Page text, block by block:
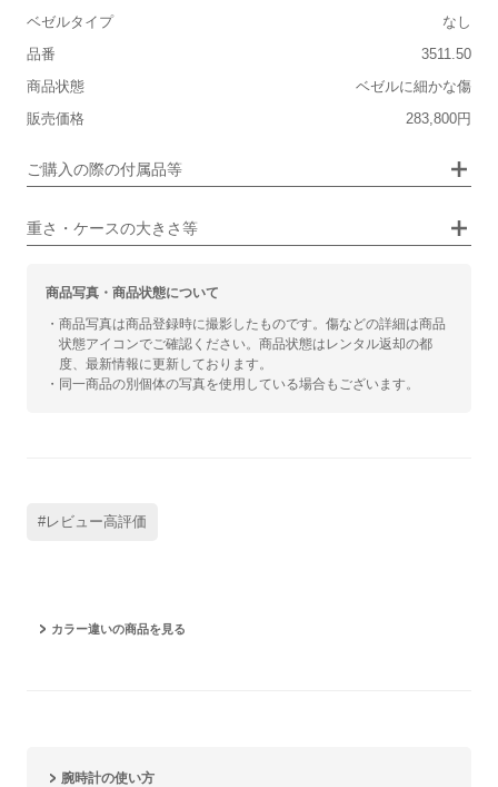
ベゼルタイプ
なし
品番
3511.50
商品状態
ベゼルに細かな傷
販売価格
283,800円
ご購入の際の付属品等
保証書
なし
箱
なし
重さ・ケースの大きさ等
小さい 大きい
■装飾感
カジュアル ビジネス
商品写真・商品状態について
・商品写真は商品登録時に撮影したものです。傷などの詳細は商品
状態アイコンでご確認ください。商品状態はレンタル返却の都
度、最新情報に更新しております。
・同一商品の別個体の写真を使用している場合もございます。
#レビュー高評価
カラー違いの商品を見る
腕時計の使い方